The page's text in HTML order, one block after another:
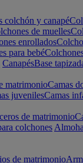
colchón y canapé
de muelles
enrollados
para bebé
CanapésBase
matrimonioCamas
juvenilesCamas
de matrimonio
colchones
de matrimonio